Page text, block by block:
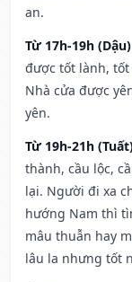
an.
Từ 17h-19h
được tốt lành, tốt
Nhà cửa được
yên.
Từ 19h-21h
thành, cầu lộc,
lại. Người đi xa
hướng Nam thì
mâu thuẫn hay
lâu la nhưng tốt